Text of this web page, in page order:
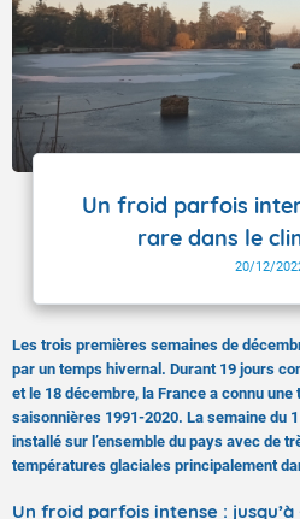
Un froid parfois
rare dans le
20/12/
Les trois premières semaines de
par un temps hivernal. Durant 19 jours
et le 18 décembre, la France a connu
saisonnières 1991-2020. La semaine du
installé sur l’ensemble du pays avec de
températures glaciales principalement
Un froid parfois intense : jusqu’à